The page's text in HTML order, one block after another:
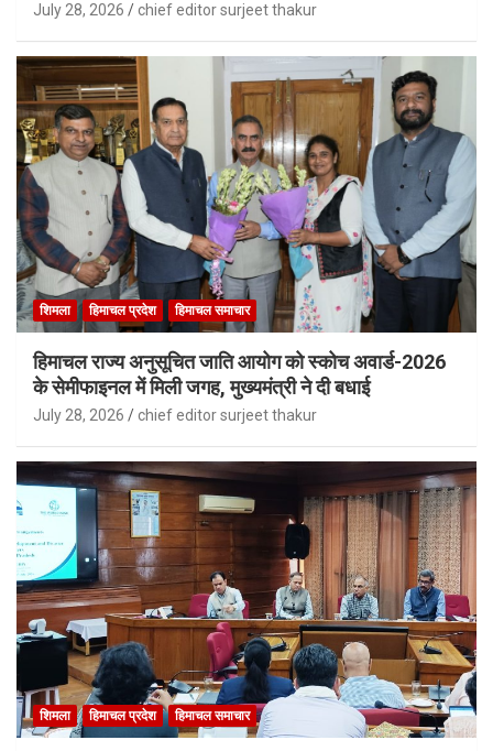
July 28, 2026 chief editor surjeet thakur
शिमला हिमाचल प्रदेश हिमाचल समाचार
हिमाचल राज्य अनुसूचित जाति आयोग को स्कोच अवार्ड-2026
के सेमीफाइनल में मिली जगह, मुख्यमंत्री ने दी बधाई
July 28, 2026 chief editor surjeet thakur
शिमला हिमाचल प्रदेश हिमाचल समाचार